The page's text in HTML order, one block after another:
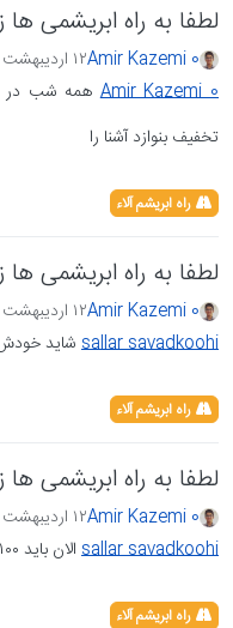
لطفا به راه ابریشمی
Amir Kazemi 0۱۲ اردیبهشت ۱۴۰۰،‏ ۱۹:۱۰
Amir Kazemi 0همه شب در
تخفیف بنوازد آشنا را
راه ابریشم آلاء
لطفا به راه ابریشمی
Amir Kazemi 0۱۲ اردیبهشت ۱۴۰۰،‏ ۱۹:۰۸
sallar savadkoohi شاید
راه ابریشم آلاء
لطفا به راه ابریشمی
Amir Kazemi 0۱۲ اردیبهشت ۱۴۰۰،‏ ۱۹:۰۷
sallar savadkoohi الان باید ۱۱۰۰ تا باشه
راه ابریشم آلاء